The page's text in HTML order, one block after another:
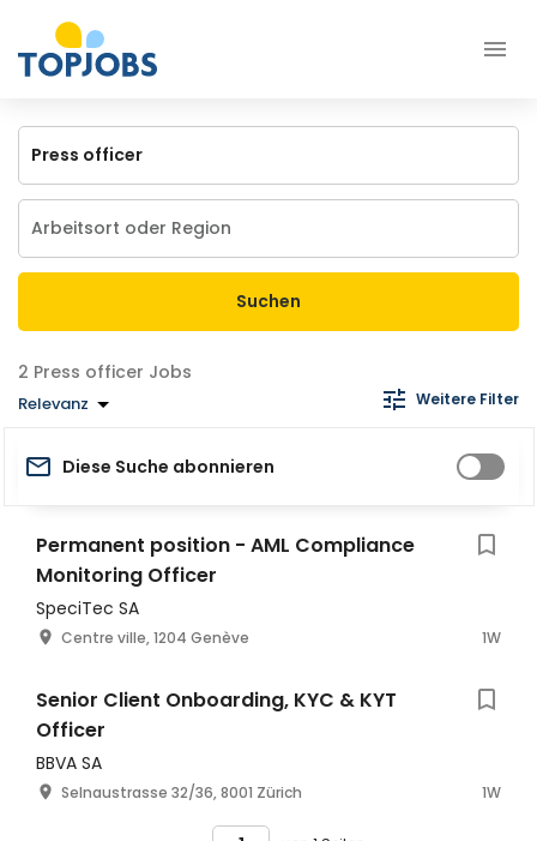
Suchen
Press officer Jobs
Relevanz Weitere Filter
Diese Suche abonnieren
Permanent position - AML Compliance
Monitoring Officer
SpeciTec SA
Centre ville, 1204 Genève 1W
Senior Client Onboarding, KYC & KYT
Officer
BBVA SA
Selnaustrasse 32/36, 8001 Zürich 1W